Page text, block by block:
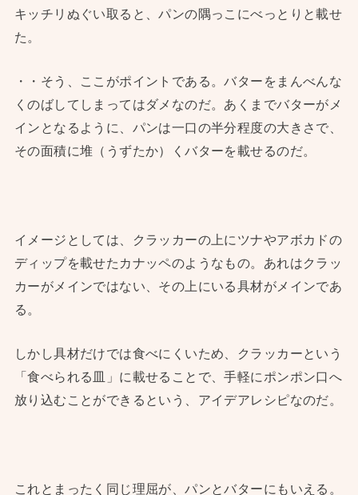
キッチリぬぐい取ると、パンの隅っこにべっとりと載せ
た。
・・そう、ここがポイントである。バターをまんべんな
くのばしてしまってはダメなのだ。あくまでバターがメ
インとなるように、パンは一口の半分程度の大きさで、
その面積に堆（うずたか）くバターを載せるのだ。
イメージとしては、クラッカーの上にツナやアボカドの
ディップを載せたカナッペのようなもの。あれはクラッ
カーがメインではない、その上にいる具材がメインであ
る。
しかし具材だけでは食べにくいため、クラッカーという
「食べられる皿」に載せることで、手軽にポンポン口へ
放り込むことができるという、アイデアレシピなのだ。
これとまったく同じ理屈が、パンとバターにもいえる。